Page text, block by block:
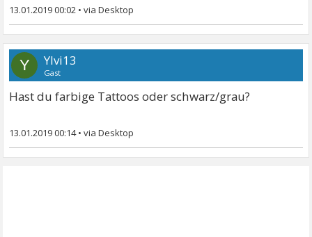
13.01.2019 00:02 •
Y Ylvi13
Gast
Hast du farbige Tattoos oder schwarz/grau?
13.01.2019 00:14•